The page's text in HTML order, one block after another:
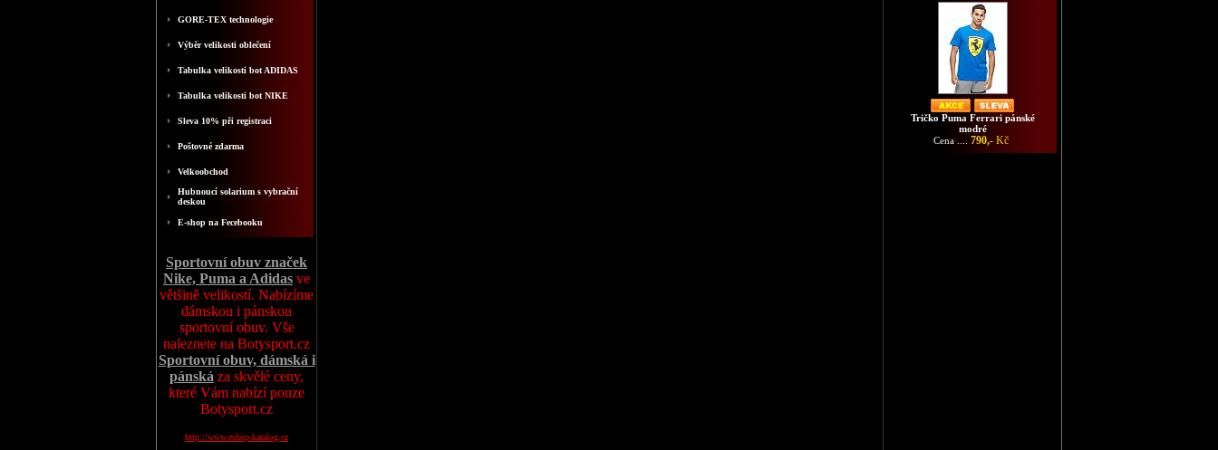
GORE-TEX technologie
Výběr velikosti oblečení
Tabulka velikosti bot ADIDAS
Tabulka velikosti bot NIKE
Sleva 10% při registraci
Poštovné zdarma
Velkoobchod
Hubnoucí solarium s vybrační
deskou
E-shop na Fecebooku
Sportovní obuv značek
Nike, Puma a Adidas ve
většině velikostí. Nabízíme
dámskou i pánskou
sportovní obuv. Vše
naleznete na Botysport.cz
Sportovní obuv, dámská i
pánská za skvělé ceny,
které Vám nabízí pouze
Botysport.cz
http://www.eshop-katalog.cz
Tričko Puma Ferrari pánské
modré
Cena .... 790,- Kč